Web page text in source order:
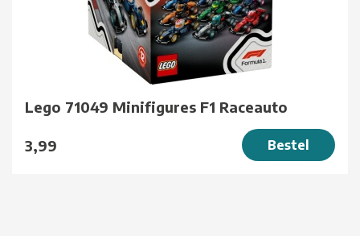
Lego 71049 Minifigures F1 Raceauto
3,99 Bestel